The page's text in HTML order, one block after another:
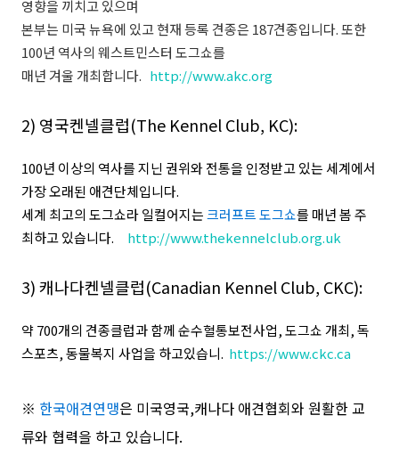
영향을 끼치고 있으며
본부는 미국 뉴욕에 있고 현재 등록 견종은 187견종입니다. 또한
100년 역사의 웨스트민스터 도그쇼를
매년 겨울 개최합니다. http://www.akc.org
2) 영국켄넬클럽(The Kennel Club, KC):
100년 이상의 역사를 지닌 권위와 전통을 인정받고 있는 세계에서
가장 오래된 애견단체입니다.
세계 최고의 도그쇼라 일컬어지는크러프트 도그쇼를 매년 봄 주
최하고 있습니다.
http://www.thekennelclub.org.uk
3) 캐나다켄넬클럽(Canadian Kennel Club, CKC):
약 700개의 견종클럽과 함께 순수혈통보전사업, 도그쇼 개최, 독
스포츠, 동물복지 사업을 하고있습니. https://www.ckc.ca
※ 한국애견연맹은 미국영국,캐나다 애견협회와 원활한 교
류와 협력을 하고 있습니다.